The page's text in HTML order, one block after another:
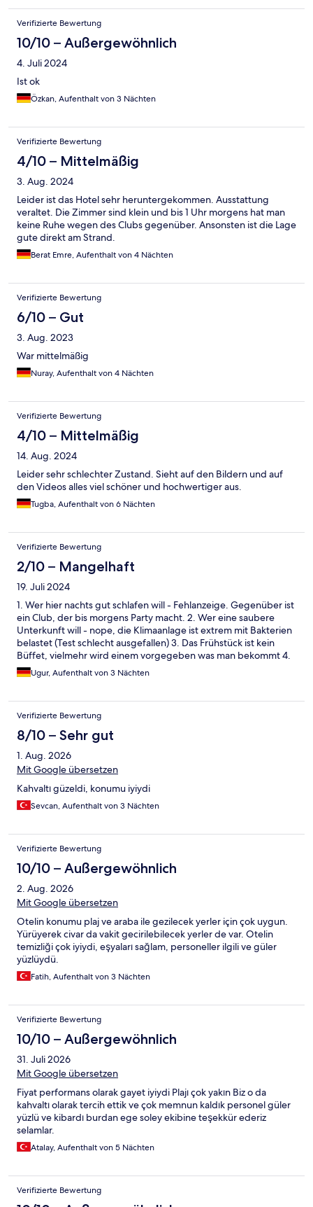
Verifizierte Bewertung
10/10 – Außergewöhnlich
4. Juli 2024
Ist ok
Özkan, Aufenthalt von 3 Nächten
Verifizierte Bewertung
4/10 – Mittelmäßig
3. Aug. 2024
Leider ist das Hotel sehr heruntergekommen. Ausstattung
veraltet. Die Zimmer sind klein und bis 1 Uhr morgens hat man
keine Ruhe wegen des Clubs gegenüber. Ansonsten ist die Lage
gute direkt am Strand.
Berat Emre, Aufenthalt von 4 Nächten
Verifizierte Bewertung
6/10 – Gut
3. Aug. 2023
War mittelmäßig
Nuray, Aufenthalt von 4 Nächten
Verifizierte Bewertung
4/10 – Mittelmäßig
14. Aug. 2024
Leider sehr schlechter Zustand. Sieht auf den Bildern und auf
den Videos alles viel schöner und hochwertiger aus.
Tugba, Aufenthalt von 6 Nächten
Verifizierte Bewertung
2/10 – Mangelhaft
19. Juli 2024
1. Wer hier nachts gut schlafen will - Fehlanzeige. Gegenüber ist
ein Club, der bis morgens Party macht. 2. Wer eine saubere
Unterkunft will - nope, die Klimaanlage ist extrem mit Bakterien
belastet (Test schlecht ausgefallen) 3. Das Frühstück ist kein
Büffet, vielmehr wird einem vorgegeben was man bekommt 4.
Checkout 11 Uhr statt wie gewohnt um 12 Uhr 5. Mitarbeiter (bis
auf eine junge Dame an der Rezeption) extrem unfreundlich
kann dennoch hier Urlaub machen.
Ugur, Aufenthalt von 3 Nächten
Verifizierte Bewertung
8/10 – Sehr gut
1. Aug. 2026
Mit Google übersetzen
Kahvaltı güzeldi, konumu iyiydi
Sevcan, Aufenthalt von 3 Nächten
Verifizierte Bewertung
10/10 – Außergewöhnlich
2. Aug. 2026
Mit Google übersetzen
Otelin konumu plaj ve araba ile gezilecek yerler için çok uygun.
Yürüyerek civar da vakit gecirilebilecek yerler de var. Otelin
temizliği çok iyiydi, eşyaları sağlam, personeller ilgili ve güler
yüzlüydü.
Fatih, Aufenthalt von 3 Nächten
Verifizierte Bewertung
10/10 – Außergewöhnlich
31. Juli 2026
Mit Google übersetzen
Fiyat performans olarak gayet iyiydi Plajı çok yakın Biz o da
kahvaltı olarak tercih ettik ve çok memnun kaldık personel güler
yüzlü ve kibardı burdan ege soley ekibine teşekkür ederiz
selamlar.
Atalay, Aufenthalt von 5 Nächten
Verifizierte Bewertung